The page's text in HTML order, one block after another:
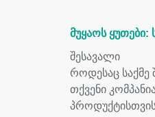
მუყაოს ყუთები:
შესავალი
როდესაც საქმე
თქვენი